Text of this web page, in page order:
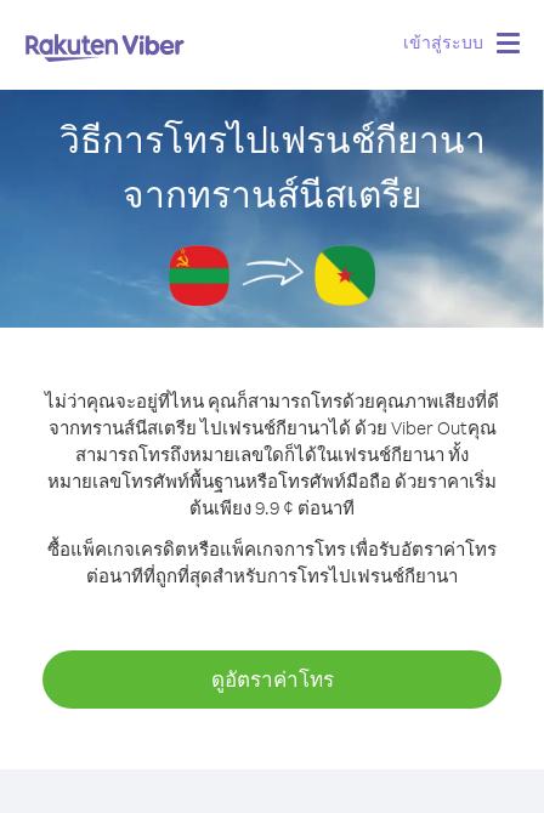
เข้าสู่ระบบ
วิธีการโทรไปเฟรนช์กียานา
จากทรานส์นีสเตรีย
ไม่ว่าคุณจะอยู่ที่ไหน คุณก็สามารถโทรด้วยคุณภาพเสียงที่ดี
จากทรานส์นีสเตรีย ไปเฟรนช์กียานาได้ ด้วย Viber Outคุณ
สามารถโทรถึงหมายเลขใดก็ได้ในเฟรนช์กียานา ทั้ง
หมายเลขโทรศัพท์พื้นฐานหรือโทรศัพท์มือถือ ด้วยราคาเริ่ม
ต้นเพียง 9.9 ¢ ต่อนาที
ซื้อแพ็คเกจเครดิตหรือแพ็คเกจการโทร เพื่อรับอัตราค่าโทร
ต่อนาทีที่ถูกที่สุดสำหรับการโทรไปเฟรนช์กียานา
ดูอัตราค่าโทร